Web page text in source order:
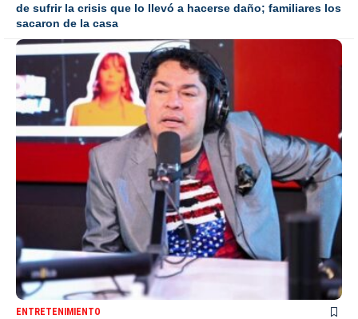
de sufrir la crisis que lo llevó a hacerse daño; familiares los
sacaron de la casa
ENTRETENIMIENTO